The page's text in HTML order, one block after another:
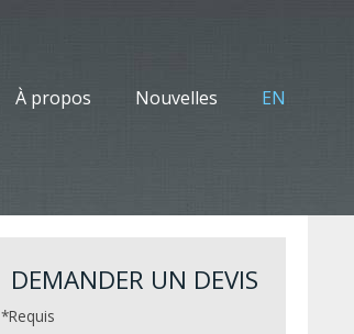
À propos Nouvelles EN
DEMANDER UN DEVIS
*Requis